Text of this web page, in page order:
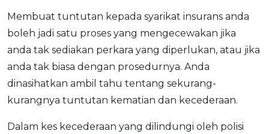
SPECIAL PROMO
Promo RHB Bank Credit Card
Membuat tuntutan kepada syarikat insurans anda
boleh jadi satu proses yang mengecewakan jika
anda tak sediakan perkara yang diperlukan, atau jika
anda tak biasa dengan prosedurnya. Anda
dinasihatkan ambil tahu tentang sekurang-
kurangnya tuntutan kematian dan kecederaan.
Dalam kes kecederaan yang dilindungi oleh polisi